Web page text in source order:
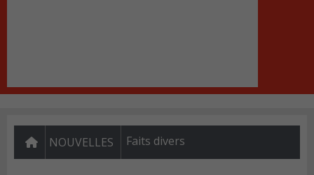
NOUVELLES Faits divers